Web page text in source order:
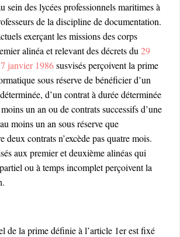
sein des lycées professionnels maritimes à
de la discipline de documentation.
exerçant les missions des corps
alinéa et relevant des décrets du 29
janvier 1986susvisés perçoivent la prime
sous réserve de bénéficier d’un
d’un contrat à durée déterminée
un an ou de contrats successifs d’une
moins un an sous réserve que
deux contrats n’excède pas quatre mois.
aux premier et deuxième alinéas qui
ou à temps incomplet perçoivent la
de la prime définie à l’article 1er est fixé